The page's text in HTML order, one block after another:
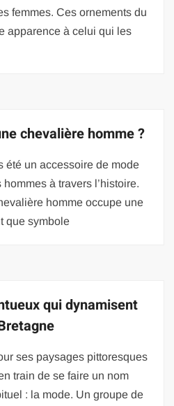
femmes. Ces ornements du
apparence à celui qui les
chevalière homme ?
été un accessoire de mode
à travers l’histoire.
homme occupe une
que symbole
qui dynamisent
ses paysages pittoresques
train de se faire un nom
: la mode. Un groupe de